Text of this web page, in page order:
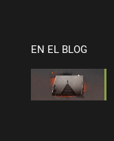
EN EL BLOG